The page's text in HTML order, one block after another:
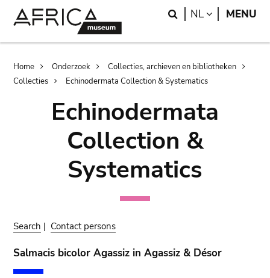
Search
NL LANGUAGE
MENU
Breadcrumb
Home Onderzoek
Collecties, archieven en bibliotheken
Collecties
Echinodermata Collection & Systematics
Echinodermata
Collection &
Systematics
Search | Contact persons
Salmacis bicolor Agassiz in Agassiz & Désor